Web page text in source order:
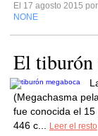
El 17 agosto 2015 por
NONE
El tiburón
(Megachasma
fue conocida el
446 c...
Leer el resto